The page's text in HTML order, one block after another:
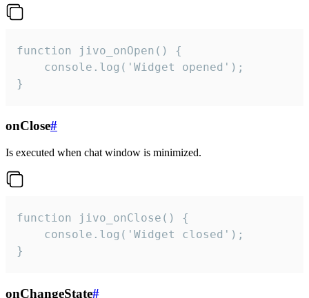
function jivo_onOpen() {
    console.log('Widget opened');
}
onClose#
Is executed when chat window is minimized.
function jivo_onClose() {
    console.log('Widget closed');
}
onChangeState#